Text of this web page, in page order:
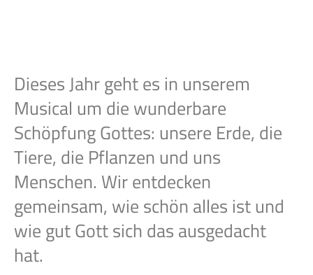
Dieses Jahr geht es in unserem
Musical um die wunderbare
Schöpfung Gottes: unsere Erde, die
Tiere, die Pflanzen und uns
Menschen. Wir entdecken
gemeinsam, wie schön alles ist und
wie gut Gott sich das ausgedacht
hat.